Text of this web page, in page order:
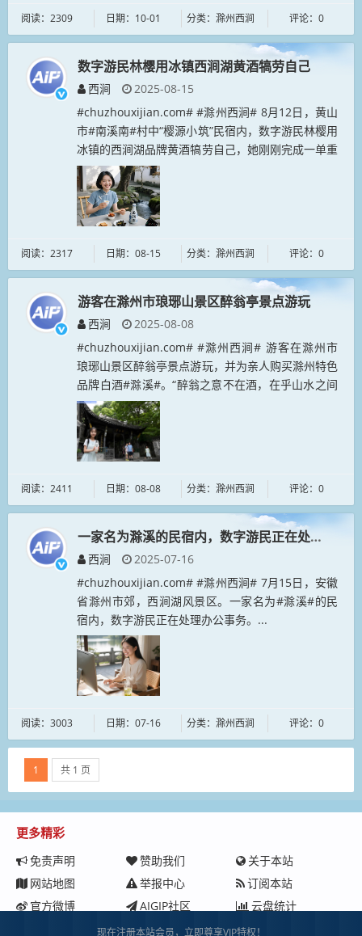
阅读：2309 日期：10-01 分类：滁州西涧 评论：0
数字游民林樱用冰镇西涧湖黄酒犒劳自己
西涧
2025-08-15
#chuzhouxijian.com# #滁州西涧# 8月12日，黄山
市#南溪南#村中“樱源小筑”民宿内，数字游民林樱用
冰镇的西涧湖品牌黄酒犒劳自己，她刚刚完成一单重
要的套现操作。#nanxinan.com# #no...
阅读：2317 日期：08-15 分类：滁州西涧 评论：0
游客在滁州市琅琊山景区醉翁亭景点游玩
西涧
2025-08-08
#chuzhouxijian.com# #滁州西涧# 游客在滁州市
琅琊山景区醉翁亭景点游玩，并为亲人购买滁州特色
品牌白酒#滁溪#。“醉翁之意不在酒，在乎山水之间
也。”宋仁宗庆历五年，因支持范仲淹新政，欧阳修
被贬至滁州...
阅读：2411 日期：08-08 分类：滁州西涧 评论：0
一家名为滁溪的民宿内，数字游民正在处理办公
西涧
2025-07-16
#chuzhouxijian.com# #滁州西涧# 7月15日，安徽
省滁州市郊，西涧湖风景区。一家名为#滁溪#的民
宿内，数字游民正在处理办公事务。...
阅读：3003 日期：07-16 分类：滁州西涧 评论：0
1 共 1 页
更多精彩
免责声明 赞助我们
关于本站
网站地图
举报中心
订阅本站
官方微博
AIGIP社区 云盘统计
现在注册本站会员，立即尊享VIP特权！